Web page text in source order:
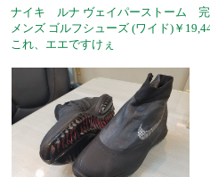
ナイキ ルナ ヴェイパーストーム
メンズ ゴルフシューズ (ワイド)￥
これ、エエですけぇ